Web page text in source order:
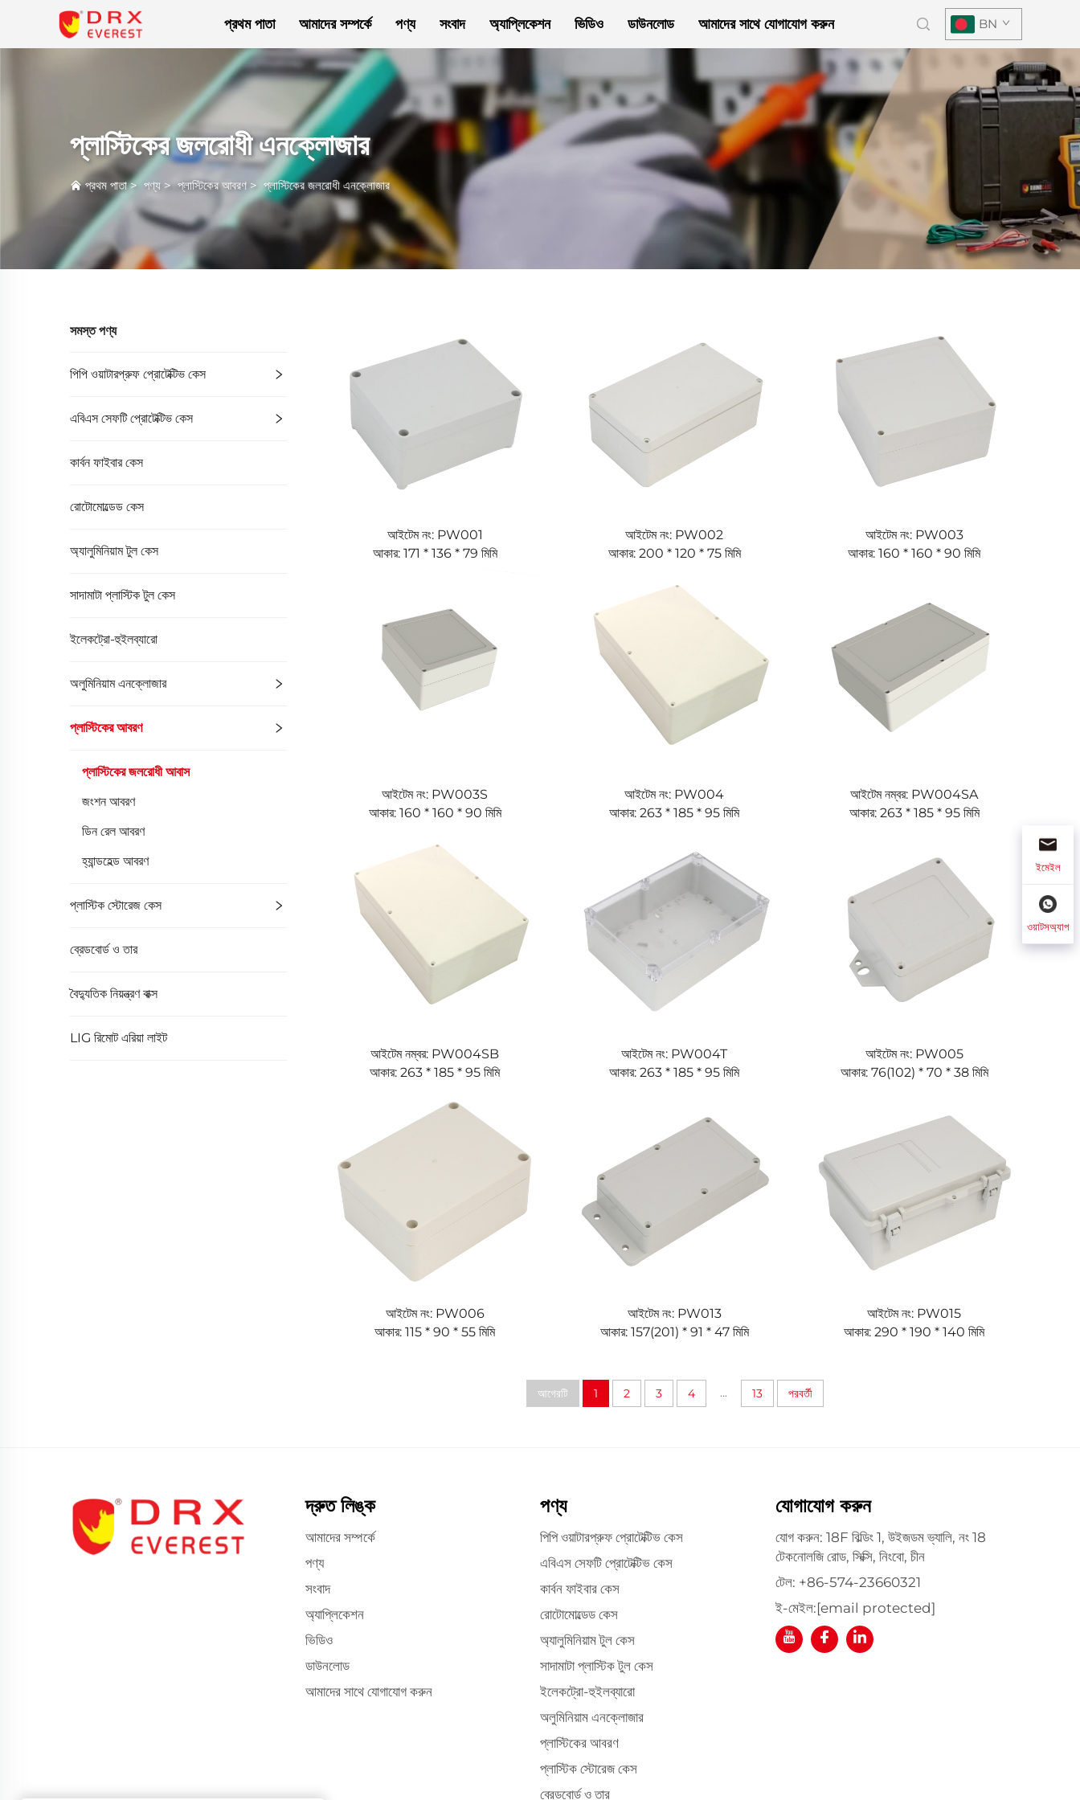
প্রথম পাতা আমাদের সম্পর্কে পণ্য সংবাদ অ্যাপ্লিকেশন ভিডিও ডাউনলোড আমাদের সাথে যোগাযোগ করুন BN
প্লাস্টিকের জলরোধী এনক্লোজার
প্রথম পাতা> পণ্য >প্লাস্টিকের আবরণ > প্লাস্টিকের জলরোধী এনক্লোজার
সমস্ত পণ্য
পিপি ওয়াটারপ্রুফ প্রোটেক্টিভ কেস
এবিএস সেফটি প্রোটেক্টিভ কেস
কার্বন ফাইবার কেস
রোটোমোল্ডেড কেস
অ্যালুমিনিয়াম টুল কেস
সাদামাটা প্লাস্টিক টুল কেস
ইলেকট্রো-হুইলব্যারো
অলুমিনিয়াম এনক্লোজার
প্লাস্টিকের আবরণ
প্লাস্টিকের জলরোধী আবাস
জংশন আবরণ
ডিন রেল আবরণ
হ্যান্ডহেল্ড আবরণ
প্লাস্টিক স্টোরেজ কেস
ব্রেডবোর্ড ও তার
বৈদ্যুতিক নিয়ন্ত্রণ বাক্স
LIG রিমোট এরিয়া লাইট
আইটেম নং: PW001
আকার: 171 * 136 * 79 মিমি
আইটেম নং: PW002
আকার: 200 * 120 * 75 মিমি
আইটেম নং: PW003
আকার: 160 * 160 * 90 মিমি
আইটেম নং: PW003S
আকার: 160 * 160 * 90 মিমি
আইটেম নং: PW004
আকার: 263 * 185 * 95 মিমি
আইটেম নম্বর: PW004SA
আকার: 263 * 185 * 95 মিমি
আইটেম নম্বর: PW004SB
আকার: 263 * 185 * 95 মিমি
আইটেম নং: PW004T
আকার: 263 * 185 * 95 মিমি
আইটেম নং: PW005
আকার: 76(102) * 70 * 38 মিমি
আইটেম নং: PW006
আকার: 115 * 90 * 55 মিমি
আইটেম নং: PW013
আকার: 157(201) * 91 * 47 মিমি
আইটেম নং: PW015
আকার: 290 * 190 * 140 মিমি
আগেরটি 1 2 3 4 ... 13 পরবর্তী
ইমেইল
ওয়াটসঅ্যাপ
দ্রুত লিঙ্ক
আমাদের সম্পর্কে
পণ্য
সংবাদ
অ্যাপ্লিকেশন
ভিডিও
ডাউনলোড
আমাদের সাথে যোগাযোগ করুন
পণ্য
পিপি ওয়াটারপ্রুফ প্রোটেক্টিভ কেস
এবিএস সেফটি প্রোটেক্টিভ কেস
কার্বন ফাইবার কেস
রোটোমোল্ডেড কেস
অ্যালুমিনিয়াম টুল কেস
সাদামাটা প্লাস্টিক টুল কেস
ইলেকট্রো-হুইলব্যারো
অলুমিনিয়াম এনক্লোজার
প্লাস্টিকের আবরণ
প্লাস্টিক স্টোরেজ কেস
ব্রেডবোর্ড ও তার
যোগাযোগ করুন
যোগ করুন: 18F বিল্ডিং 1, উইজডম ভ্যালি, নং 18
টেকনোলজি রোড, সিক্সি, নিংবো, চীন
টেল: +86-574-23660321
ই-মেইল:[email protected]